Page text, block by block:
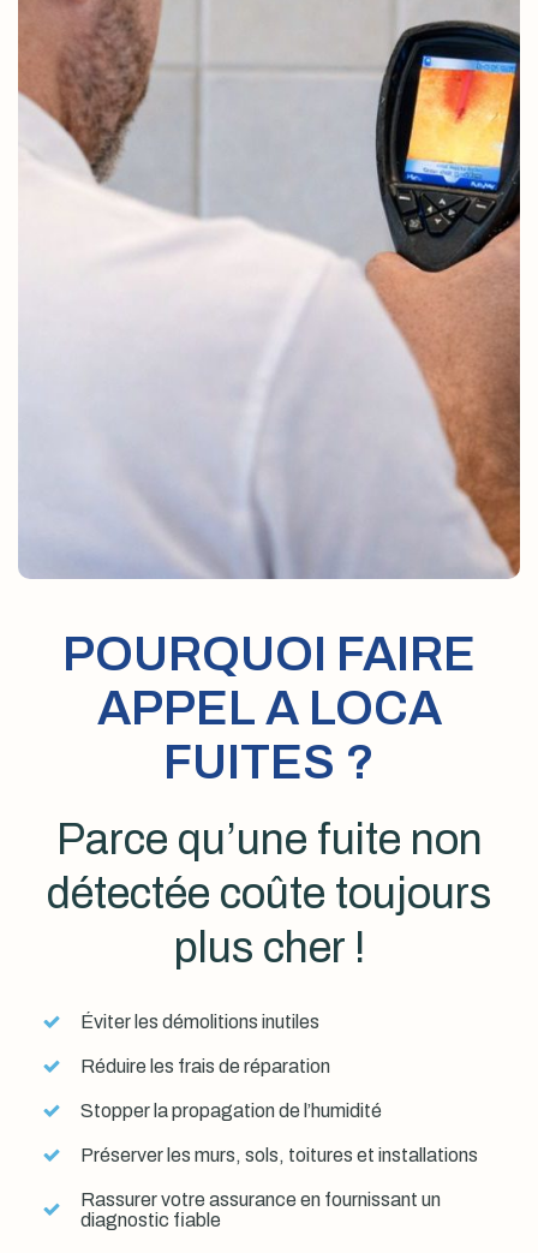
POURQUOI FAIRE
APPEL A LOCA
FUITES ?
Parce qu’une fuite non
détectée coûte toujours
plus cher !
Éviter les démolitions inutiles
Réduire les frais de réparation
Stopper la propagation de l’humidité
Préserver les murs, sols, toitures et installations
Rassurer votre assurance en fournissant un
diagnostic fiable